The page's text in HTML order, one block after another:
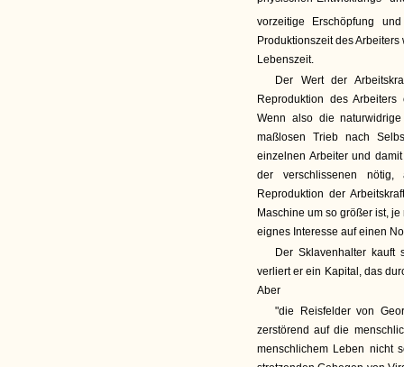
vorzeitige Erschöpfung
Produktionszeit des
Lebenszeit.
Der Wert der
Reproduktion des
Wenn also die
maßlosen Trieb nach
einzelnen Arbeiter und
der verschlissenen
Reproduktion der
Maschine um so größer ist,
eignes Interesse auf einen
Der Sklavenhalter
verliert er ein Kapital, das
Aber
"die Reisfelder von
zerstörend auf die
menschlichem Leben nicht